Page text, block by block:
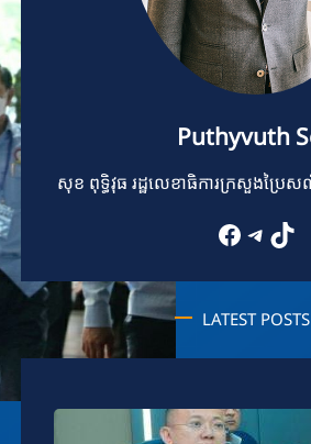
Puthyvuth
សុខ ពុទ្ធិវុធ រដ្ឋលេខាធិការក្រសួងប្រ
Facebook Telegram TikTok
LATEST POSTS
January 19, 2026.SPV-VD